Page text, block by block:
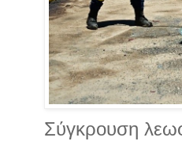
Σύγκρουση